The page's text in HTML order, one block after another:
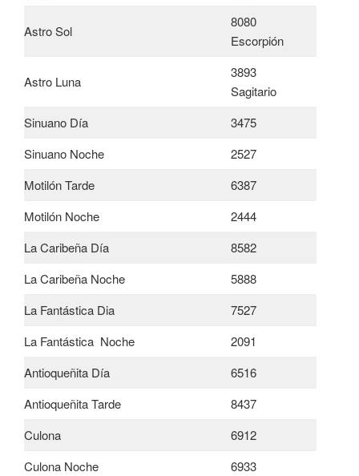
Astro Sol
8080
Escorpión
Astro Luna
3893
Sagitario
Sinuano Día
3475
Sinuano Noche
2527
Motilón Tarde
6387
Motilón Noche
2444
La Caribeña Día
8582
La Caribeña Noche
5888
La Fantástica Dia
7527
La Fantástica Noche
2091
Antioqueñita Día
6516
Antioqueñita Tarde
8437
Culona
6912
Culona Noche
6933